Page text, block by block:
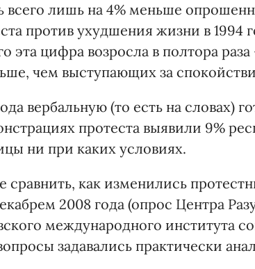
всего лишь на 4% меньше
против ухудшения жизни в 1994
эта цифра возросла в полтора
чем выступающих за
вербальную (то есть на словах)
протеста выявили 9%
ни при каких условиях.
сравнить, как изменились
2008 года (опрос Центра
международного института
задавались практически